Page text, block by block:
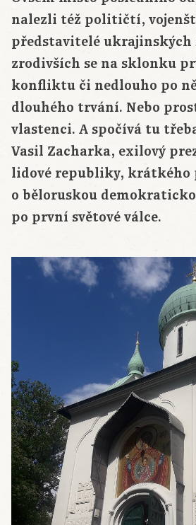
nalezli též političtí,
představitelé
zrodivších se na sklonku
konfliktu či nedlouho po
dlouhého trvání. Nebo
vlastenci. A spočívá tu
Vasil Zacharka, exilový
lidové republiky, krátkého
o běloruskou
po první světové válce.